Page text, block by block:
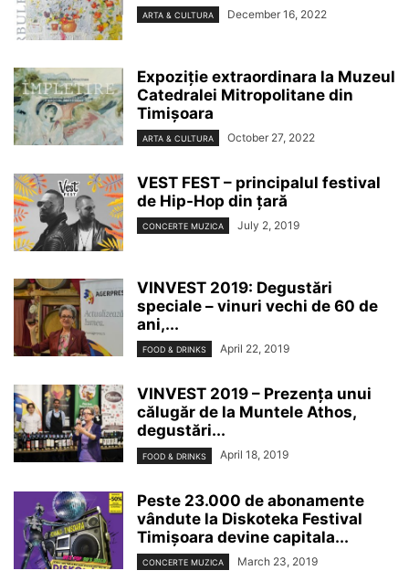
ARTA & CULTURA December 16, 2022
Expoziție extraordinara la Muzeul
Catedralei Mitropolitane din
Timișoara
ARTA & CULTURA October 27, 2022
VEST FEST – principalul festival
de Hip-Hop din țară
CONCERTE MUZICA July 2, 2019
VINVEST 2019: Degustări
speciale – vinuri vechi de 60 de
ani,...
FOOD & DRINKS April 22, 2019
VINVEST 2019 – Prezența unui
călugăr de la Muntele Athos,
degustări...
FOOD & DRINKS April 18, 2019
Peste 23.000 de abonamente
vândute la Diskoteka Festival
Timișoara devine capitala...
CONCERTE MUZICA March 23, 2019